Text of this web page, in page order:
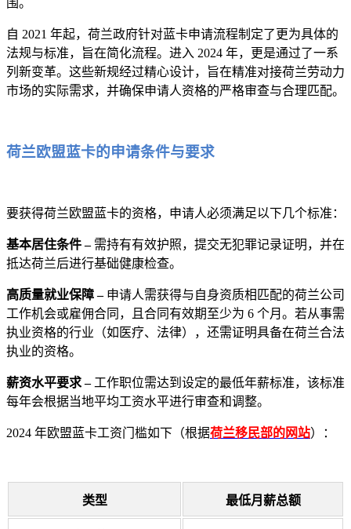
自 2021 年起，荷兰政府针对蓝卡申请流程制定了更为具体的
法规与标准，旨在简化流程。进入 2024 年，更是通过了一系
列新变革。这些新规经过精心设计，旨在精准对接荷兰劳动力
市场的实际需求，并确保申请人资格的严格审查与合理匹配。
荷兰欧盟蓝卡的申请条件与要求
要获得荷兰欧盟蓝卡的资格，申请人必须满足以下几个标准：
基本居住条件 –需持有有效护照，提交无犯罪记录证明，并在
抵达荷兰后进行基础健康检查。
高质量就业保障 – 申请人需获得与自身资质相匹配的荷兰公司
工作机会或雇佣合同，且合同有效期至少为 6 个月。若从事需
执业资格的行业（如医疗、法律），还需证明具备在荷兰合法
执业的资格。
薪资水平要求 – 工作职位需达到设定的最低年薪标准，该标准
每年会根据当地平均工资水平进行审查和调整。
2024 年欧盟蓝卡工资门槛如下（根据荷兰移民部的网站）：
类型 最低月薪总额